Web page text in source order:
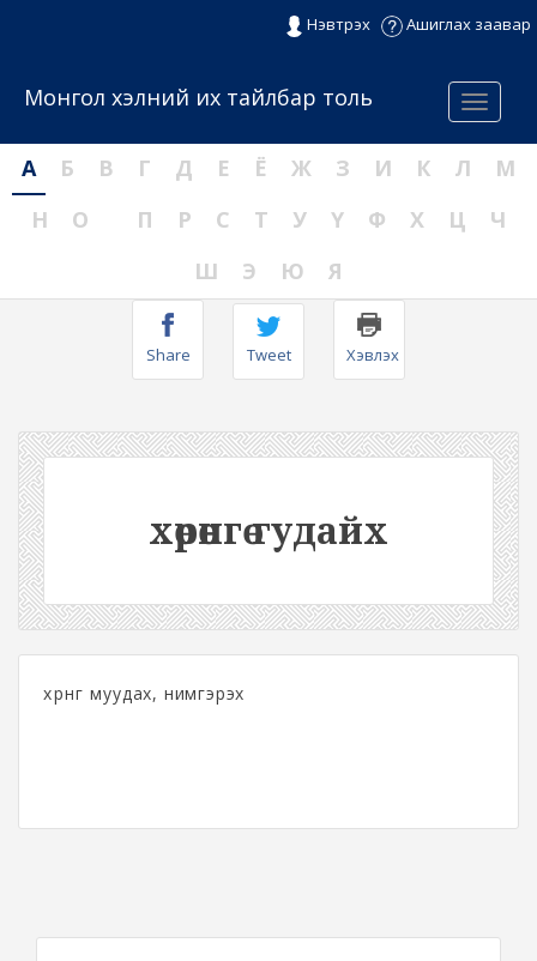
Нэвтрэх Ашиглах заавар
Menu
Монгол хэлний их тайлбар толь
А Б В Г Д Е Ё Ж З И К Л
М
Н
О П Р С Т У Ү Ф Х Ц
Ч
Ш
Э Ю Я
Share Tweet Хэвлэх
хөрөнгө гудайх
хөрөнгө муудах, нимгэрэх